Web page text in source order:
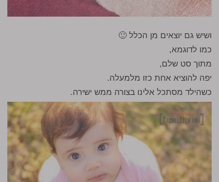
ושיש גם יוצאים מן הכלל 🙂
כמו לדוגמא,
מתוך סט שלם,
יפה להוציא אחת כזו מלמעלה.
כשהילד מסתכל אלינו בצורה ממש ישירה.